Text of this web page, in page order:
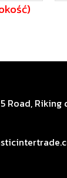
Road,